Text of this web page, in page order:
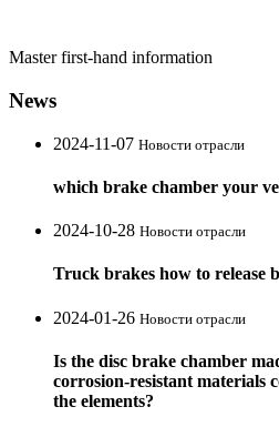
Master first-hand information
News
2024-11-07 Новости отрасли
which brake chamber your
2024-10-28 Новости отрасли
Truck brakes how to release
2024-01-26 Новости отрасли
Is the disc brake chamber
corrosion-resistant materials
the elements?